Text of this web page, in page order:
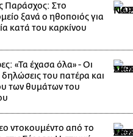
Οι Αθηναίοι
Απώλειες
Παράσχος: Στο
ξανά ο ηθοποιός για
κατά του καρκίνου
«Τα έχασα όλα» - Οι
του πατέρα και
των θυμάτων του
ντοκουμέντο από το